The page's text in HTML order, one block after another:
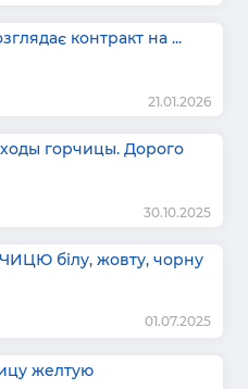
контракт на ...
21.01.2026
горчицы. Дорого
30.10.2025
білу, жовту, чорну
01.07.2025
желтую